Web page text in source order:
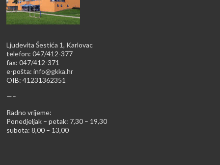
Ljudevita Šestića 1, Karlovac
telefon: 047/412-377
fax: 047/412-371
e-pošta:info@gkka.hr
OIB: 41231362351
—–
Radno vrijeme:
Ponedjeljak – petak: 7,30 – 19,30
subota: 8,00 – 13,00